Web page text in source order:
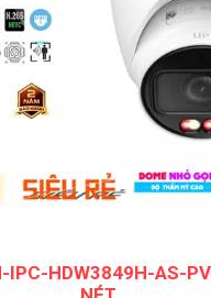
IPC-HDW3849H-AS-